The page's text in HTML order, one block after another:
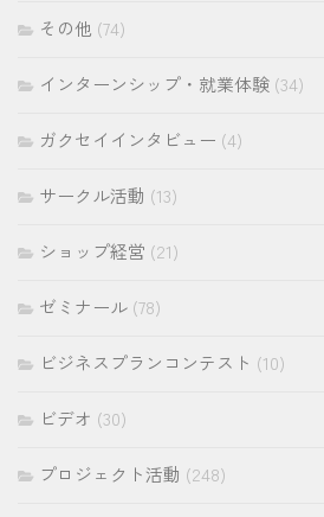
その他 (74)
インターンシップ・就業体験 (34)
ガクセイインタビュー (4)
サークル活動 (13)
ショップ経営 (21)
ゼミナール (78)
ビジネスプランコンテスト (10)
ビデオ (30)
プロジェクト活動 (248)